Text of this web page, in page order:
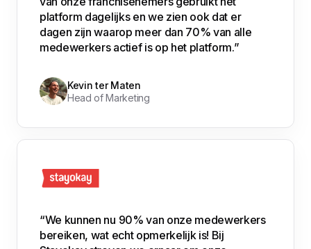
platform dagelijks en we zien ook dat er
dagen zijn waarop meer dan 70% van alle
medewerkers actief is op het platform.”
Kevin ter Maten
Head of Marketing
“We kunnen nu 90% van onze medewerkers
bereiken, wat echt opmerkelijk is! Bij